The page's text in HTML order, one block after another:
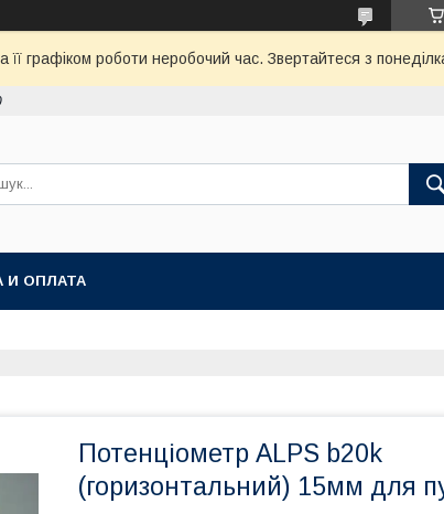
графіком роботи неробочий час. Звертайтеся з
И ОПЛАТА
Потенціометр ALPS b20k
(горизонтальний) 15мм для